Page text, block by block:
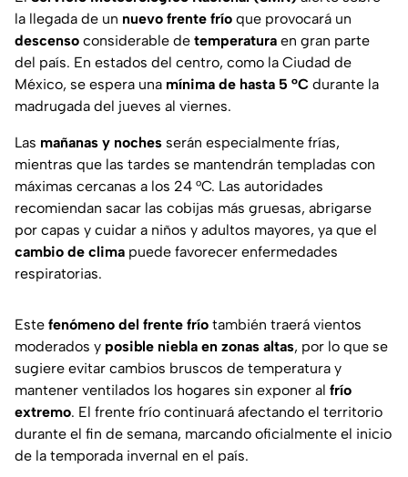
la llegada de un nuevo frente frío que provocará un
descenso considerable de temperatura en gran parte
del país. En estados del centro, como la Ciudad de
México, se espera una mínima de hasta 5 °C durante la
madrugada del jueves al viernes.
Las mañanas y noches serán especialmente frías,
mientras que las tardes se mantendrán templadas con
máximas cercanas a los 24 °C. Las autoridades
recomiendan sacar las cobijas más gruesas, abrigarse
por capas y cuidar a niños y adultos mayores, ya que el
cambio de clima puede favorecer enfermedades
respiratorias.
Este fenómeno del frente frío también traerá vientos
moderados y posible niebla en zonas altas, por lo que se
sugiere evitar cambios bruscos de temperatura y
mantener ventilados los hogares sin exponer al frío
extremo. El frente frío continuará afectando el territorio
durante el fin de semana, marcando oficialmente el inicio
de la temporada invernal en el país.